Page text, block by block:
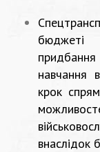
бюджеті
навчання
крок
внаслідок